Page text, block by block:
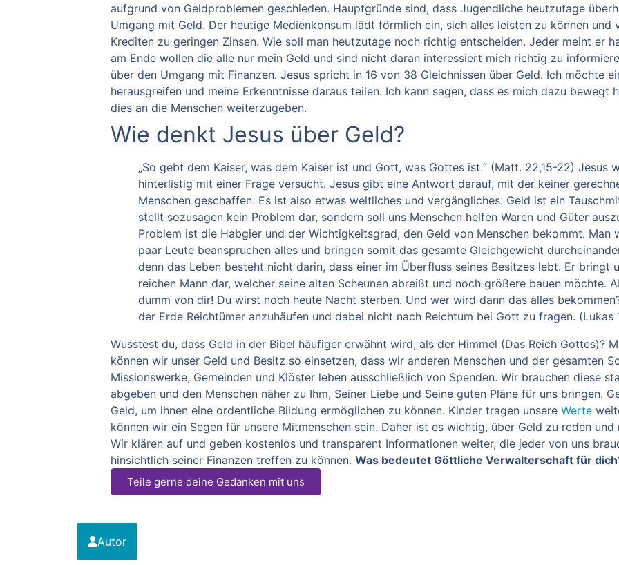
aufgrund von Geldproblemen geschieden. Hauptgründe sind, dass Jugendliche heutzutage
Umgang mit Geld. Der heutige Medienkonsum lädt förmlich ein, sich alles leisten zu können
Krediten zu geringen Zinsen. Wie soll man heutzutage noch richtig entscheiden. Jeder meint er
am Ende wollen die alle nur mein Geld und sind nicht daran interessiert mich richtig zu
über den Umgang mit Finanzen. Jesus spricht in 16 von 38 Gleichnissen über Geld. Ich möchte
herausgreifen und meine Erkenntnisse daraus teilen. Ich kann sagen, dass es mich dazu bewegt
dies an die Menschen weiterzugeben.
Wie denkt Jesus über Geld?
„So gebt dem Kaiser, was dem Kaiser ist und Gott, was Gottes ist.“ (Matt. 22,15-22) Jesus
hinterlistig mit einer Frage versucht. Jesus gibt eine Antwort darauf, mit der keiner
Menschen geschaffen. Es ist also etwas weltliches und vergängliches. Geld ist ein
stellt sozusagen kein Problem dar, sondern soll uns Menschen helfen Waren und Güter
Problem ist die Habgier und der Wichtigkeitsgrad, den Geld von Menschen bekommt. Man
paar Leute beanspruchen alles und bringen somit das gesamte Gleichgewicht
denn das Leben besteht nicht darin, dass einer im Überfluss seines Besitzes lebt. Er bringt
reichen Mann dar, welcher seine alten Scheunen abreißt und noch größere bauen möchte.
dumm von dir! Du wirst noch heute Nacht sterben. Und wer wird dann das alles
der Erde Reichtümer anzuhäufen und dabei nicht nach Reichtum bei Gott zu fragen. (Lukas
Wusstest du, dass Geld in der Bibel häufiger erwähnt wird, als der Himmel (Das Reich Gottes)?
können wir unser Geld und Besitz so einsetzen, dass wir anderen Menschen und der gesamten
Missionswerke, Gemeinden und Klöster leben ausschließlich von Spenden. Wir brauchen diese
abgeben und den Menschen näher zu Ihm, Seiner Liebe und Seine guten Pläne für uns bringen.
Geld, um ihnen eine ordentliche Bildung ermöglichen zu können. Kinder tragen unsere Werte
können wir ein Segen für unsere Mitmenschen sein. Daher ist es wichtig, über Geld zu reden
Wir klären auf und geben kostenlos und transparent Informationen weiter, die jeder von uns
hinsichtlich seiner Finanzen treffen zu können. Was bedeutet Göttliche Verwalterschaft für
Teile gerne deine Gedanken mit uns
Autor